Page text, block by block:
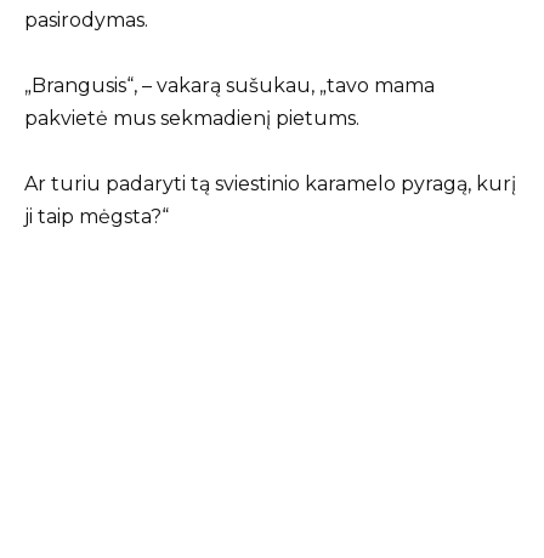
pasirodymas.
„Brangusis“, – vakarą sušukau, „tavo mama
pakvietė mus sekmadienį pietums.
Ar turiu padaryti tą sviestinio karamelo pyragą, kurį
ji taip mėgsta?“